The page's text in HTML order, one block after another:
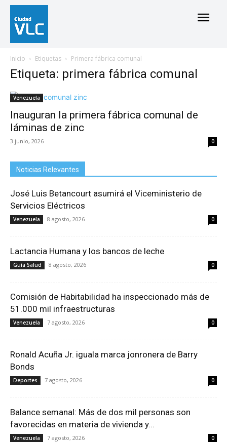
Inicio Etiquetas Primera fábrica comunal
Etiqueta: primera fábrica comunal
Venezuela
Inauguran la primera fábrica comunal de
láminas de zinc
3 junio, 2026 0
Noticias Relevantes
José Luis Betancourt asumirá el Viceministerio de
Servicios Eléctricos
Venezuela 8 agosto, 2026 0
Lactancia Humana y los bancos de leche
Guía Salud 8 agosto, 2026 0
Comisión de Habitabilidad ha inspeccionado más de
51.000 mil infraestructuras
Venezuela 7 agosto, 2026 0
Ronald Acuña Jr. iguala marca jonronera de Barry
Bonds
Deportes 7 agosto, 2026 0
Balance semanal: Más de dos mil personas son
favorecidas en materia de vivienda y...
Venezuela 7 agosto, 2026 0